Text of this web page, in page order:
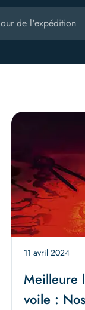
de l'expédition
11 avril 2024
Meilleure
voile :